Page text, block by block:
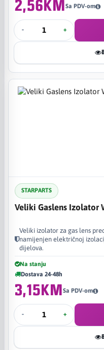
2,56KMSa PDV-om
- +
STARPARTS
Veliki Gaslens Izolator
Veliki izolator za gas lens
namijenjen električnoj
dijelova.
Na stanju
Dostava 24-48h
3,15KMSa PDV-om
- +